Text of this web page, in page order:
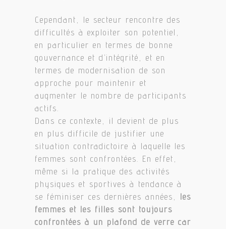
Cependant, le secteur rencontre des
difficultés à exploiter son potentiel,
en particulier en termes de bonne
gouvernance et d’intégrité, et en
termes de modernisation de son
approche pour maintenir et
augmenter le nombre de participants
actifs.
Dans ce contexte, il devient de plus
en plus difficile de justifier une
situation contradictoire à laquelle les
femmes sont confrontées. En effet,
même si la pratique des activités
physiques et sportives à tendance à
se féminiser ces dernières années, les
femmes et les filles sont toujours
confrontées à un plafond de verre car